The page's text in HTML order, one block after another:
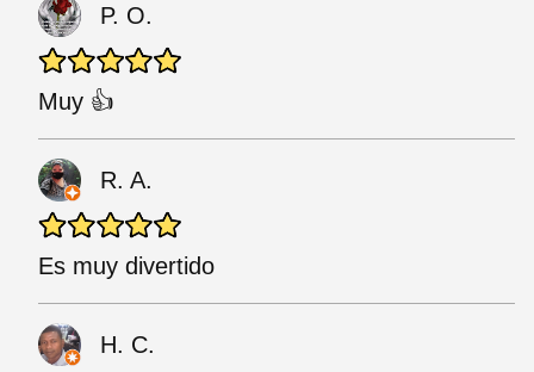
P. O.
Muy 👍
R. A.
Es muy divertido
H. C.